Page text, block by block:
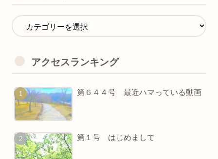
アクセスランキング
第６４４号 最近ハマっている動画
第１号 はじめまして